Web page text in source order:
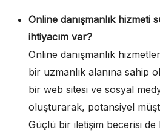
Online danışmanlık hizmeti
ihtiyacım var?
Online danışmanlık
bir uzmanlık alanına sahip
bir web sitesi ve sosyal
oluşturarak, potansiyel
Güçlü bir iletişim becerisi de